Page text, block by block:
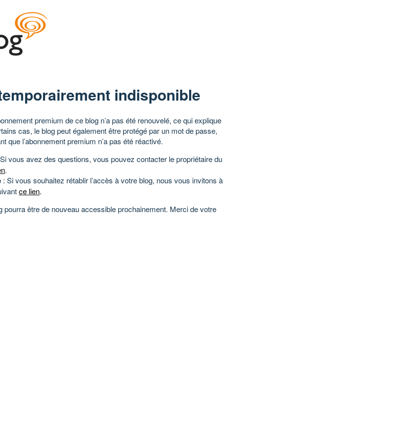
indisponible
premium de ce blog n’a pas été renouvelé, ce qui explique
cas, le blog peut également être protégé par un mot de passe,
que l’abonnement premium n’a pas été réactivé.
vous avez des questions, vous pouvez contacter le propriétaire du
.
: Si vous souhaitez rétablir l’accès à votre blog, nous vous invitons à
ce lien.
pourra être de nouveau accessible prochainement. Merci de votre